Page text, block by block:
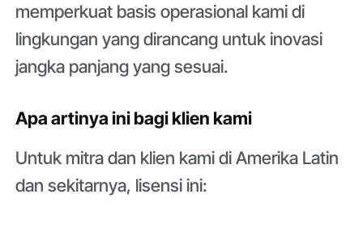
memperkuat basis operasional kami di
lingkungan yang dirancang untuk inovasi
jangka panjang yang sesuai.
Apa artinya ini bagi klien kami
Untuk mitra dan klien kami di Amerika Latin
dan sekitarnya, lisensi ini: